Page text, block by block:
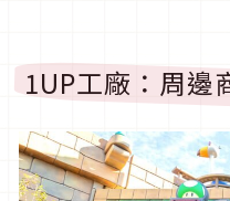
1UP工廠：周邊